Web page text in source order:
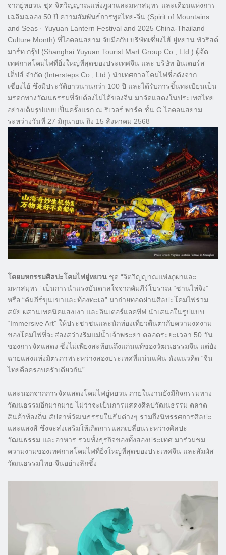
จากยู่หยวน ชุด จิตวิญญาณแห่งภูผาและมหาสมุทร และเดือนแห่งการ
เฉลิมฉลอง 50 ปี ความสัมพันธ์การทูตไทย-จีน (Spirit of Mountains
and Seas · Yuyuan Lantern Festival and 2025 China-Thailand
Culture Month) ที่ไอคอนสยาม จับมือกับ บริษัทเซี่ยงไฮ้ ยู่หยวน ทัวริสต์
มาร์ท กรุ๊ป (Shanghai Yuyuan Tourist Mart Group Co., Ltd.) ผู้จัด
เทศกาลโคมไฟที่ยิ่งใหญ่ที่สุดของประเทศจีน และ บริษัท อินเตอร์ส
เต็ปส์ จำกัด (Intersteps Co., Ltd.) นำเทศกาลโคมไฟชื่อดังจาก
เซี่ยงไฮ้ ซึ่งมีประวัติยาวนานกว่า 100 ปี และได้รับการขึ้นทะเบียนเป็น
มรดกทางวัฒนธรรมที่จับต้องไม่ได้ของจีน มาจัดแสดงในประเทศไทย
อย่างเต็มรูปแบบเป็นครั้งแรก ณ ริเวอร์ พาร์ค ชั้น G ไอคอนสยาม
ระหว่างวันที่ 27 มิถุนายน ถึง 15 สิงหาคม 2568
โดยมหกรรมศิลปะโคมไฟยู่หยวน ชุด “จิตวิญญาณแห่งภูผาและ
มหาสมุทร” เป็นการนำแรงบันดาลใจจากคัมภีร์โบราณ “ซานไห่จิง”
หรือ “คัมภีร์ขุนเขาและท้องทะเล” มาถ่ายทอดผ่านศิลปะโคมไฟร่วม
สมัย ผสานเทคนิคแสงเงา และอินเตอร์แอคทีฟ นำเสนอในรูปแบบ
“Immersive Art” ให้ประชาชนและนักท่องเที่ยวตื่นตากับความงดงาม
ของโคมไฟที่จะส่องสว่างริมแม่น้ำเจ้าพระยา ตลอดระยะเวลา 50 วัน
ของการจัดแสดง ซึ่งไม่เพียงสะท้อนถึงแก่นแท้ของวัฒนธรรมจีน แต่ยัง
ฉายแสงแห่งมิตรภาพระหว่างสองประเทศที่แน่นแฟ้น ดังแนวคิด “จีน
ไทยคือครอบครัวเดียวกัน”
และนอกจากการจัดแสดงโคมไฟยู่หยวน ภายในงานยังมีกิจกรรมทาง
วัฒนธรรมอีกมากมาย ไม่ว่าจะเป็นการแสดงศิลปวัฒนธรรม ตลาด
สินค้าท้องถิ่น สัปดาห์วัฒนธรรมในธีมต่างๆ รวมถึงนิทรรศการศิลปะ
และแสงสี ซึ่งจะส่งเสริมให้เกิดการแลกเปลี่ยนระหว่างศิลปะ
วัฒนธรรม และอาหาร รวมทั้งธุรกิจของทั้งสองประเทศ มาร่วมชม
ความงามของเทศกาลโคมไฟที่ยิ่งใหญ่ที่สุดของประเทศจีน และสัมผัส
วัฒนธรรมไทย-จีนอย่างลึกซึ้ง